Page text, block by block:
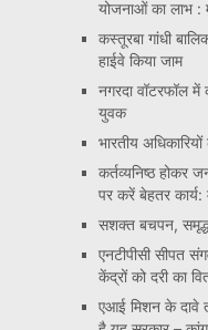
योजनाओं का लाभ :
कस्तूरबा गांधी
हाईवे किया जाम
नगरदा वॉटरफॉल
युवक
भारतीय
कर्तव्यनिष्ठ होकर
पर करें बेहतर कार्य:
सशक्त बचपन,
एनटीपीसी सीपत
केंद्रों को दरी का
एआई मिशन के दावे